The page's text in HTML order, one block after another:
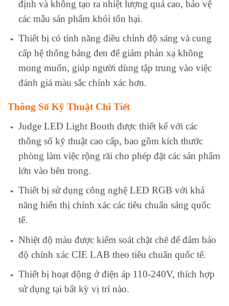
định và không tạo ra nhiệt lượng quá cao, bảo vệ
các mẫu sản phẩm khỏi tổn hại.
Thiết bị có tính năng điều chỉnh độ sáng và cung
cấp hệ thống bảng đen để giảm phản xạ không
mong muốn, giúp người dùng tập trung vào việc
đánh giá màu sắc chính xác hơn.
Thông Số Kỹ Thuật Chi Tiết
Judge LED Light Booth được thiết kế với các
thông số kỹ thuật cao cấp, bao gồm kích thước
phòng làm việc rộng rãi cho phép đặt các sản phẩm
lớn vào bên trong.
Thiết bị sử dụng công nghệ LED RGB với khả
năng hiển thị chính xác các tiêu chuẩn sáng quốc
tế.
Nhiệt độ màu được kiểm soát chặt chẽ để đảm bảo
độ chính xác CIE LAB theo tiêu chuẩn quốc tế.
Thiết bị hoạt động ở điện áp 110-240V, thích hợp
sử dụng tại bất kỳ vị trí nào.